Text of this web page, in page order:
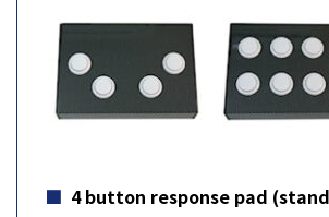
4 button response pad